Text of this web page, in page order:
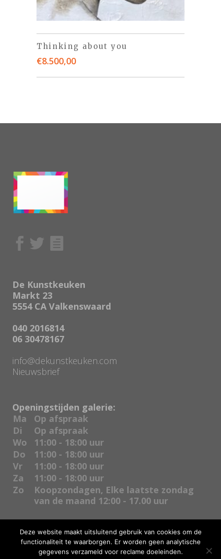
Thinking about you
€8.500,00
De Kunstkeuken
Markt 23
5554 CA Valkenswaard
040 2016814
06 30478167
info@dekunstkeuken.com
Nieuwsbrief
Openingstijden galerie:
Ma
Op afspraak
Di
Op afspraak
Wo
11:00 - 18:00 uur
Do
11:00 - 18:00 uur
Vr
11:00 - 18:00 uur
Za
11:00 - 18:00 uur
Zo
Koopzondagen, Elke laatste zondag
van de maand 12:00 - 17.00 uur
Deze website maakt uitsluitend gebruik van cookies om de
functionaliteit te waarborgen. Er worden geen analytische
gegevens verzameld voor reclame doeleinden.